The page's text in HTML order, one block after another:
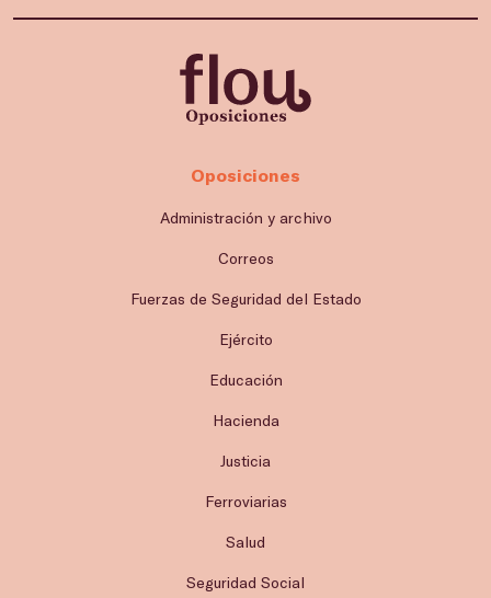
Oposiciones
Administración y archivo
Correos
Fuerzas de Seguridad del Estado
Ejército
Educación
Hacienda
Justicia
Ferroviarias
Salud
Seguridad Social